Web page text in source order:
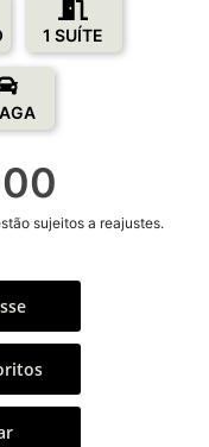
1 SUÍTE
sujeitos a reajustes.